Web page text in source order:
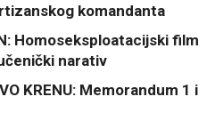
komandanta
Homoseksploatacijski film
narativ
KRENU: Memorandum 1 i